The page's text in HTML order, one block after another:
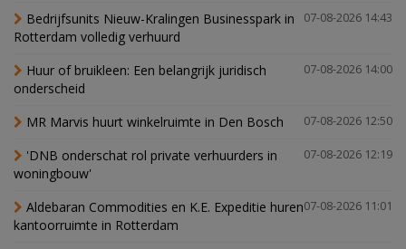
07-08-2026 14:43
Bedrijfsunits Nieuw-Kralingen Businesspark in
Rotterdam volledig verhuurd
07-08-2026 14:00
Huur of bruikleen: Een belangrijk juridisch
onderscheid
07-08-2026 12:50
MR Marvis huurt winkelruimte in Den Bosch
07-08-2026 12:19
'DNB onderschat rol private verhuurders in
woningbouw'
07-08-2026 11:01
Aldebaran Commodities en K.E. Expeditie huren
kantoorruimte in Rotterdam